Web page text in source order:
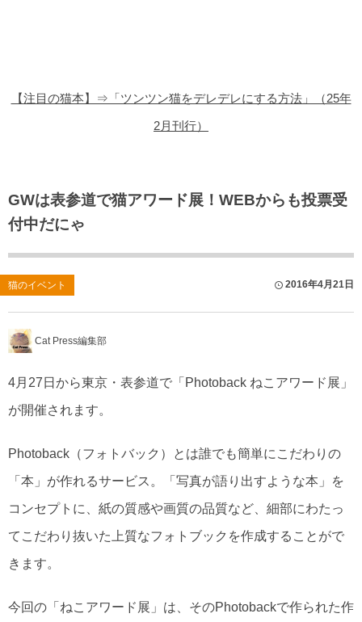
【注目の猫本】⇒「ツンツン猫をデレデレにする方法」（25年
2月刊行）
GWは表参道で猫アワード展！WEBからも投票受
付中だにゃ
猫のイベント 2016年4月21日
Cat Press編集部
4月27日から東京・表参道で「Photoback ねこアワード展」
が開催されます。
Photoback（フォトバック）とは誰でも簡単にこだわりの
「本」が作れるサービス。「写真が語り出すような本」を
コンセプトに、紙の質感や画質の品質など、細部にわたっ
てこだわり抜いた上質なフォトブックを作成することがで
きます。
今回の「ねこアワード展」は、そのPhotobackで作られた作
猫のゲーム・アプリ
猫のフリー写真素材